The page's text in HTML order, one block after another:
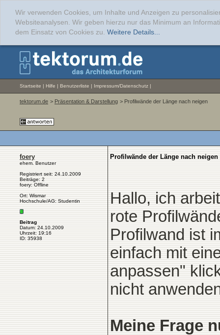
Wir verwenden Cookies, um Inhalte und Anzeigen zu
Websiteanalysen. Wir geben hierzu nur das Minimum an
dem Einsatz von Cookies zu. Weitere Details...
Startseite | Hilfe | Benutzerliste | Impressum/Datenschutz |
tektorum.de > Präsentation & Darstellung > Profilwände der Länge nach neigen
foery
ehem. Benutzer
Registriert seit: 24.10.2009
Beiträge: 2
foery: Offline
Ort: Wismar
Hochschule/AG: Studentin
Beitrag
Datum: 24.10.2009
Uhrzeit: 19:16
ID: 35938
Profilwände der Länge nach neigen
Hallo, ich
rote
Profilwand ist
einfach mit
anpassen"
nicht
Meine Frage